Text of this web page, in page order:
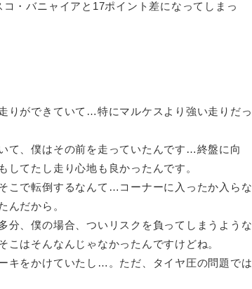
・バニャイアと17ポイント差になってしまっ
りができていて…特にマルケスより強い走りだっ
て、僕はその前を走っていたんです…終盤に向
てたし走り心地も良かったんです。
こで転倒するなんて…コーナーに入ったか入らな
んだから。
、僕の場合、ついリスクを負ってしまうような
はそんなんじゃなかったんですけどね。
キをかけていたし…。ただ、タイヤ圧の問題では